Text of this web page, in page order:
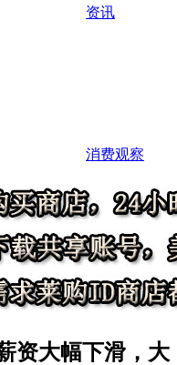
资讯
消费观察
资大幅下滑，大